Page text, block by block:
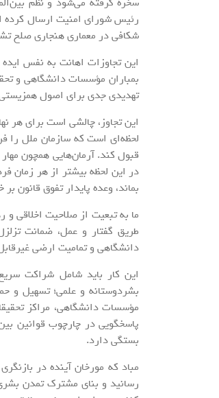
رئیس شورای امنیت ارسال کرده
شکافی در معماری هنجاری صلح
این تجاوزات اهانت به نفس
بمباران مؤسسات دانشگاهی و
تهدیدی جدی برای اصول
این تجاوز، چالشی است برای هر
لحظه‌ای است که سازمان ملل را
قبول کند. آرمان‌هایی همچون
در این لحظه بیشتر از هر زمان
بماند، وعده پایدار تفوق
ما به تبعیت از صلاحیت اخلاقی
طریق گفتار و عمل، ضمانت
دانشگاهی و تمامیت ارضی
این کار باید شامل شراکت
بشردوستانه و علمی؛ تسهیل و
مؤسسات دانشگاهی، مراکز
پاسخگویی در چارچوب قوانین
بستگی دارد.
مباد که مورخان آینده در
رسانید و بنای مشترک تمدن